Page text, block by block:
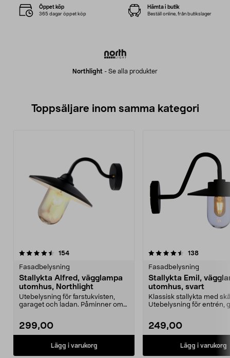
Northlight - Se alla produkter
Öppet köp
365 dagar öppet köp
Hämta i butik
Beställ online, från butikslager
Toppsäljare inom samma kategori
154recensioner
Fasadbelysning
Stallykta Alfred, vägglampa
utomhus, Northlight
Utebelysning för farstukvisten,
garaget och ladan. Påminner om
299,00
Lägg i varukorg
4.5 av 5 stjärnor 138
Fasadbelysning
Stallykta Emil,
utomhus, svart
Klassisk stallykta med
Utebelysning för entrén,
249,00
Lägg i varukorg
4.5 av 5 stjärnor